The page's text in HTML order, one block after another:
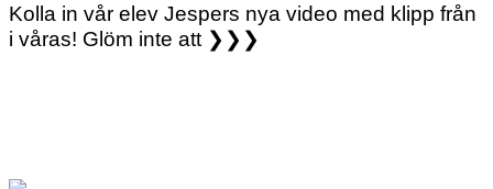
Kolla in vår elev Jespers nya video med klipp från
i våras! Glöm inte att ❯❯❯